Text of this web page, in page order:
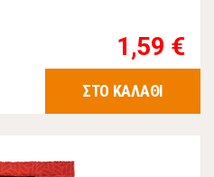
1,59 €
ΣΤΟ ΚΑΛΑΘΙ